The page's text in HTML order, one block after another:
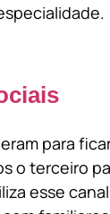
para
o terceiro
esse